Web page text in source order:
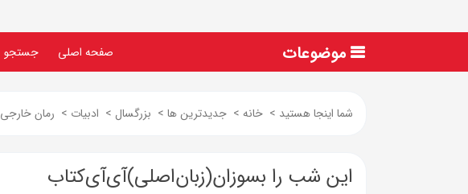
موضوعات صفحه اصلی جستجو
شما اینجا هستید > خانه > جدیدترین ها > بزرگسال > ادبیات > رمان خارجی
این شب را بسوزان(زبان‌اصلی)آی‌آی‌کتاب